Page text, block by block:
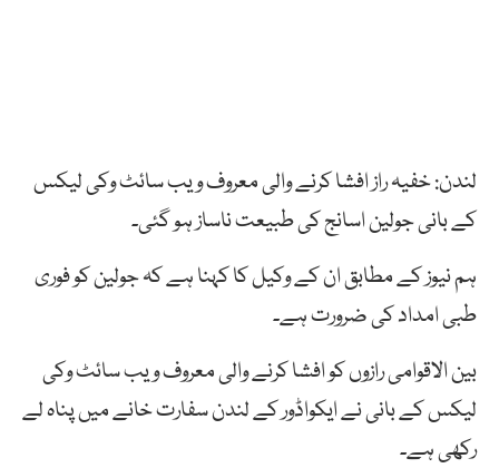
لندن: خفیہ راز افشا کرنے والی معروف ویب سائٹ وکی لیکس
کے بانی جولین اسانج کی طبیعت ناساز ہو گئی۔
ہم نیوز کے مطابق ان کے وکیل کا کہنا ہے کہ جولین کو فوری
طبی امداد کی ضرورت ہے۔
بین الاقوامی رازوں کو افشا کرنے والی معروف ویب سائٹ وکی
لیکس کے بانی نے ایکواڈور کے لندن سفارت خانے میں پناہ لے
رکھی ہے۔